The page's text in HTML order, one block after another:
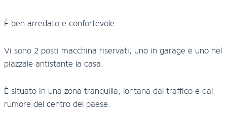
È ben arredato e confortevole.
Vi sono 2 posti macchina riservati, uno in garage e uno nel
piazzale antistante la casa.
È situato in una zona tranquilla, lontana dal traffico e dal
rumore del centro del paese.